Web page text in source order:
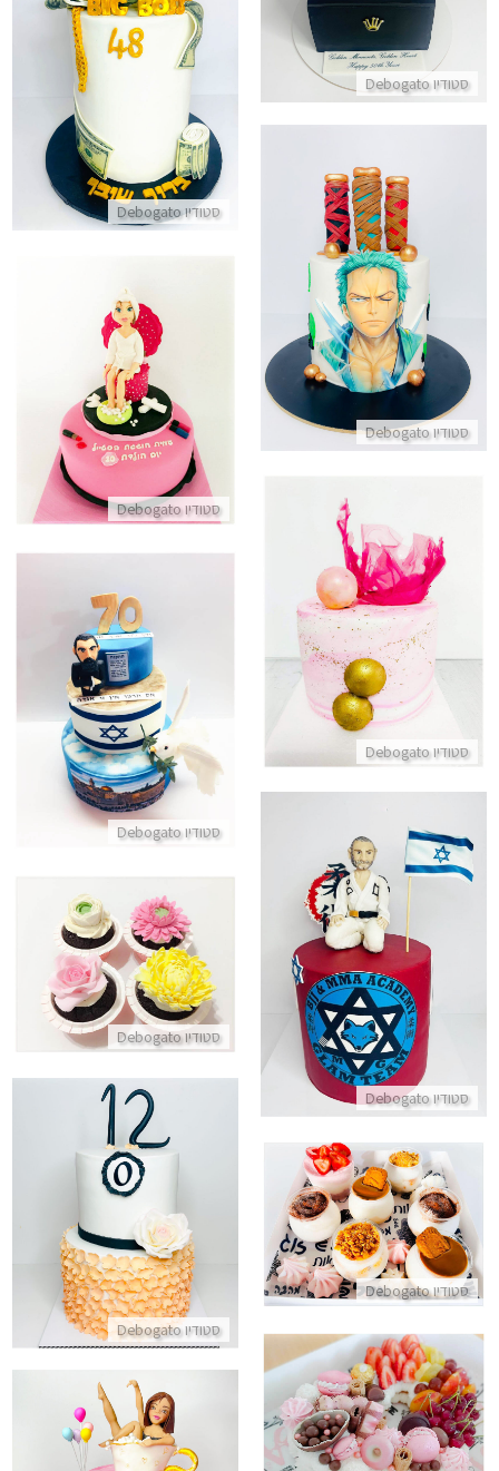
סטודיו Debogato
סטודיו Debogato
עוגה לבוס
סטודיו Debogato
עוגת אנימה כשרה
התקשר/י
סטודיו Debogato
עוגה מבצק סוכר בעיצוב ספא
התקשר/י
סטודיו Debogato
עוגה מעוצבת לאשה בורוד
התקשר/י
סטודיו Debogato
עוגת קומות ליום העצמאות
התקשר/י
סטודיו Debogato
עוגת אומניות לחימה
התקשר/י
סטודיו Debogato
קאפקייקס פרחוני
התקשר/י
סטודיו Debogato
עוגת קומות לחגיגת בת מצווה
התקשר/י
סטודיו Debogato
מארז קינוחי כוסות לחג
התקשר/י
עוגת מספרים לב
התקשר/י